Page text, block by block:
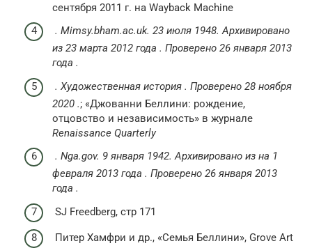
сентября 2011 г. на Wayback Machine
. Mimsy.bham.ac.uk. 23 июля 1948. Архивировано
из 23 марта 2012 года . Проверено 26 января 2013
года .
. Художественная история . Проверено 28 ноября
2020 .; «Джованни Беллини: рождение,
отцовство и независимость» в журнале
Renaissance Quarterly
. Nga.gov. 9 января 1942. Архивировано из на 1
февраля 2013 года . Проверено 26 января 2013
года .
SJ Freedberg, стр 171
Питер Хамфри и др., «Семья Беллини», Grove Art